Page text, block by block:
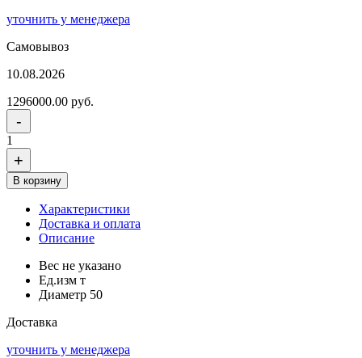
уточнить у менеджера
Самовывоз
10.08.2026
1296000.00 руб.
-
1
+
В корзину
Характеристики
Доставка и оплата
Описание
Вес не указано
Ед.изм т
Диаметр 50
Доставка
уточнить у менеджера